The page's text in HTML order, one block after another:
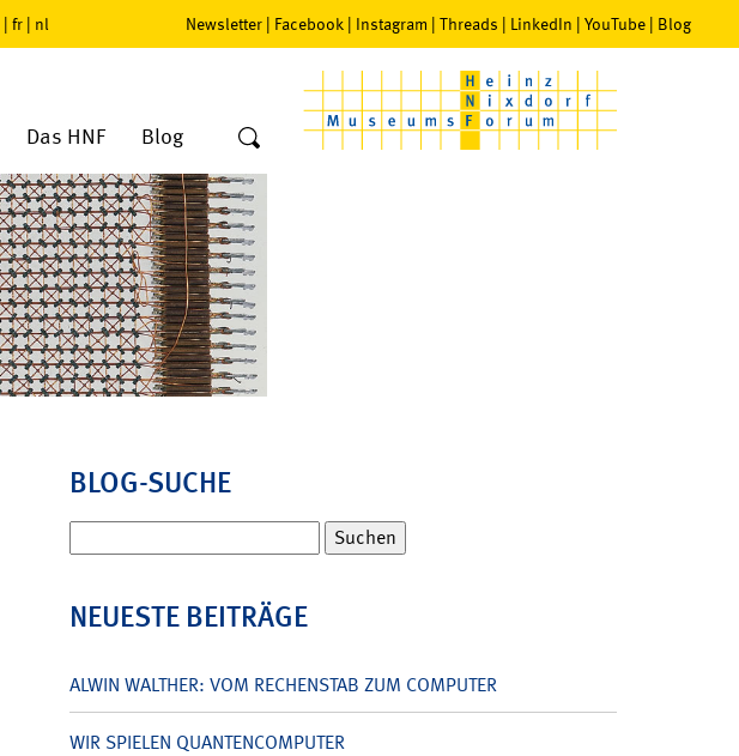
| fr | nl Newsletter | Facebook | Instagram | Threads | LinkedIn | YouTube | Blog
Das HNF Blog
BLOG-SUCHE
nach:
NEUESTE BEITRÄGE
ALWIN WALTHER: VOM RECHENSTAB ZUM COMPUTER
WIR SPIELEN QUANTENCOMPUTER